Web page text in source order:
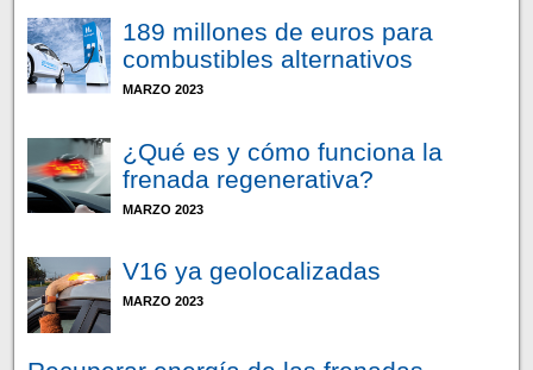
189 millones de euros para
combustibles alternativos
MARZO 2023
¿Qué es y cómo funciona la
frenada regenerativa?
MARZO 2023
V16 ya geolocalizadas
MARZO 2023